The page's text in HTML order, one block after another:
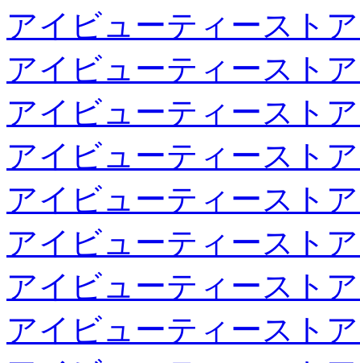
アイビューティースト
アイビューティースト
アイビューティースト
アイビューティースト
アイビューティースト
アイビューティースト
アイビューティースト
アイビューティースト